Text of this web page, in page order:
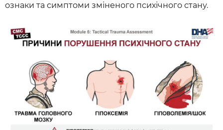
ознаки та симптоми зміненого психічного стану.